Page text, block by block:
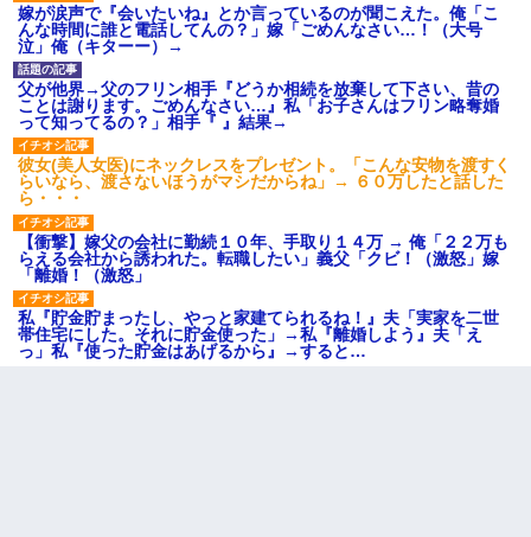
嫁が涙声で『会いたいね』とか言っているのが聞こえた。俺「こ
んな時間に誰と電話してんの？」嫁「ごめんなさい…！（大号
泣」俺（キターー）→
父が他界→父のフリン相手『どうか相続を放棄して下さい、昔の
ことは謝ります。ごめんなさい…』私「お子さんはフリン略奪婚
って知ってるの？」相手『 』結果→
彼女(美人女医)にネックレスをプレゼント。「こんな安物を渡すく
らいなら、渡さないほうがマシだからね」→ ６０万したと話した
ら・・・
【衝撃】嫁父の会社に勤続１０年、手取り１４万 → 俺「２２万も
らえる会社から誘われた。転職したい」義父「クビ！（激怒」嫁
「離婚！（激怒」
私『貯金貯まったし、やっと家建てられるね！』夫「実家を二世
帯住宅にした。それに貯金使った」→私『離婚しよう』夫「え
っ」私『使った貯金はあげるから』→すると…